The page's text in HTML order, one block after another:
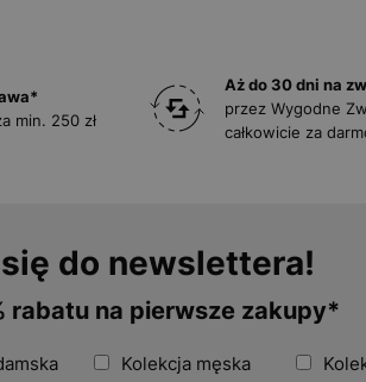
min. 250 zł
Aż do 30 dni na
przez Wygodne
całkowicie za
do newslettera!
rabatu na pierwsze zakupy*
Kolekcja męska